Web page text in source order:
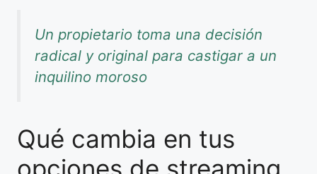
Un propietario toma una decisión
radical y original para castigar a un
inquilino moroso
Qué cambia en tus